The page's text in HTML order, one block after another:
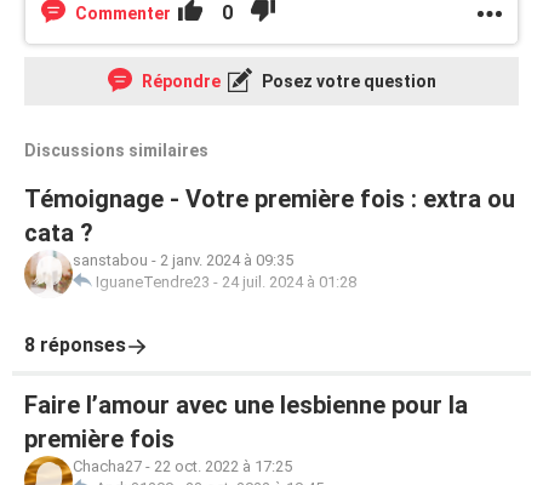
Commenter 0
Répondre Posez votre question
Discussions similaires
Témoignage - Votre première fois : extra ou
cata ?
sanstabou - 2 janv. 2024 à 09:35
IguaneTendre23 - 24 juil. 2024 à 01:28
8 réponses
Faire l’amour avec une lesbienne pour la
première fois
Chacha27 - 22 oct. 2022 à 17:25